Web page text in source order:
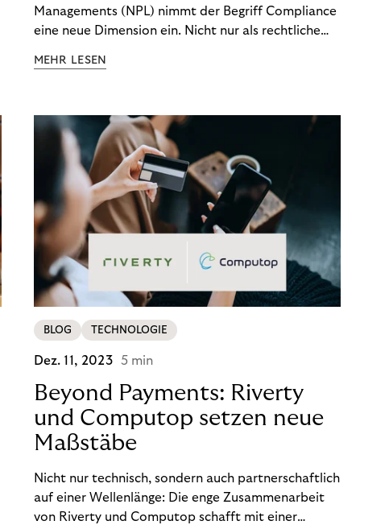
Managements (NPL) nimmt der Begriff Compliance
eine neue Dimension ein. Nicht nur als rechtliche
Wettbewerbsvorteil. In einem Umfeld steigender
(DSGVO) – geraten viele Unternehmen an die
Grenzen traditioneller Compliance-Mechanismen.
MEHR LESEN
BLOG TECHNOLOGIE
Dez. 11, 2023 5 min
Beyond Payments: Riverty
und Computop setzen neue
Maßstäbe
Nicht nur technisch, sondern auch partnerschaftlich
auf einer Wellenlänge: Die enge Zusammenarbeit
von Riverty und Computop schafft mit einer